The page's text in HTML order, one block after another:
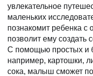
увлекательное
маленьких
познакомит ребенка с
позволит ему создать
С помощью простых и
например, картошки,
сока, малыш сможет